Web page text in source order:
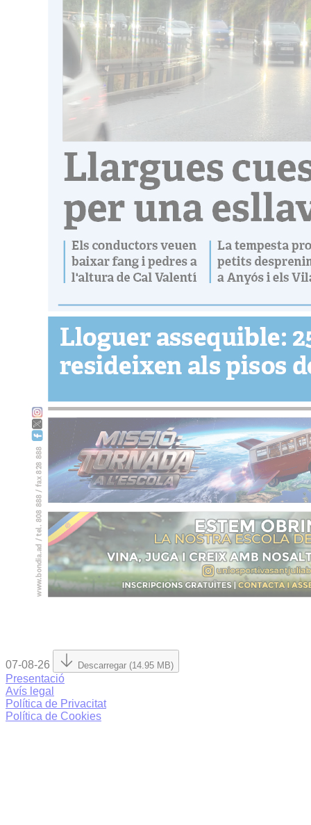
07-08-26 Descarregar (14.95 MB)
Presentació
Avís legal
Política de Privacitat
Política de Cookies